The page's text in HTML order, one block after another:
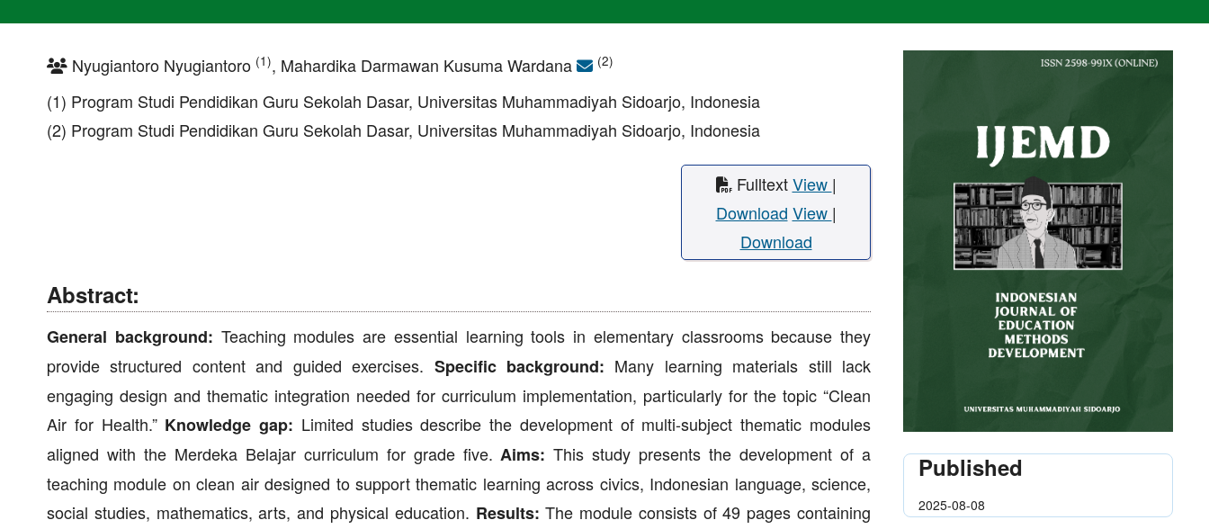
Nyugiantoro Nyugiantoro (1), Mahardika Darmawan Kusuma Wardana (2)
(1) Program Studi Pendidikan Guru Sekolah Dasar, Universitas Muhammadiyah Sidoarjo, Indonesia
(2) Program Studi Pendidikan Guru Sekolah Dasar, Universitas Muhammadiyah Sidoarjo, Indonesia
FulltextView |
Download View |
Download
Abstract:
General background: Teaching modules are essential learning tools in elementary classrooms because they
provide structured content and guided exercises. Specific background: Many learning materials still lack
engaging design and thematic integration needed for curriculum implementation, particularly for the topic “Clean
Air for Health.” Knowledge gap: Limited studies describe the development of multi-subject thematic modules
aligned with the Merdeka Belajar curriculum for grade five. Aims: This study presents the development of a
teaching module on clean air designed to support thematic learning across civics, Indonesian language, science,
social studies, mathematics, arts, and physical education. Results: The module consists of 49 pages containing
Published
2025-08-08